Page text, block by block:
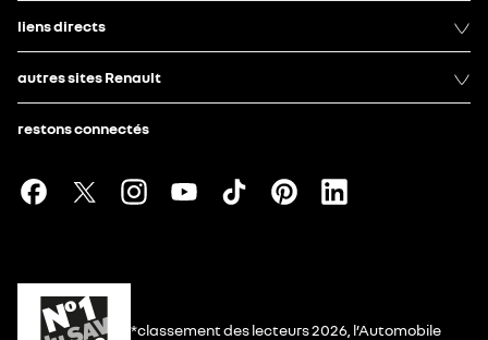
liens directs
autres sites Renault
restons connectés
*classement des lecteurs 2026, l’Automobile